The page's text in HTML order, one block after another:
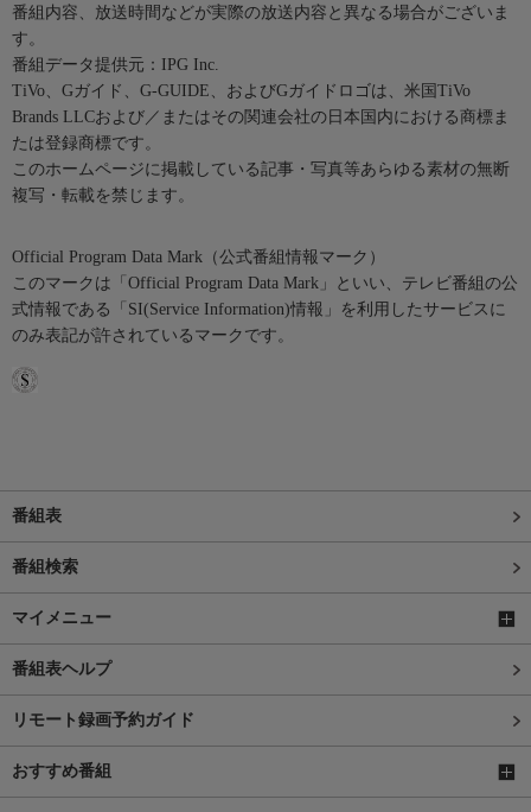
番組内容、放送時間などが実際の放送内容と異なる場合がございま
す。
番組データ提供元：IPG Inc.
TiVo、Gガイド、G-GUIDE、およびGガイドロゴは、米国TiVo
Brands LLCおよび／またはその関連会社の日本国内における商標ま
たは登録商標です。
このホームページに掲載している記事・写真等あらゆる素材の無断
複写・転載を禁じます。
Official Program Data Mark（公式番組情報マーク）
このマークは「Official Program Data Mark」といい、テレビ番組の公
式情報である「SI(Service Information)情報」を利用したサービスに
のみ表記が許されているマークです。
番組表
番組検索
マイメニュー
番組表ヘルプ
リモート録画予約ガイド
おすすめ番組